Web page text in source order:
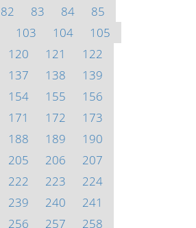
82 83 84
85
103 104
105
120 121
122
137 138
139
154 155
156
171 172
173
188 189
190
205 206
207
222 223
224
239 240
241
256 257 258